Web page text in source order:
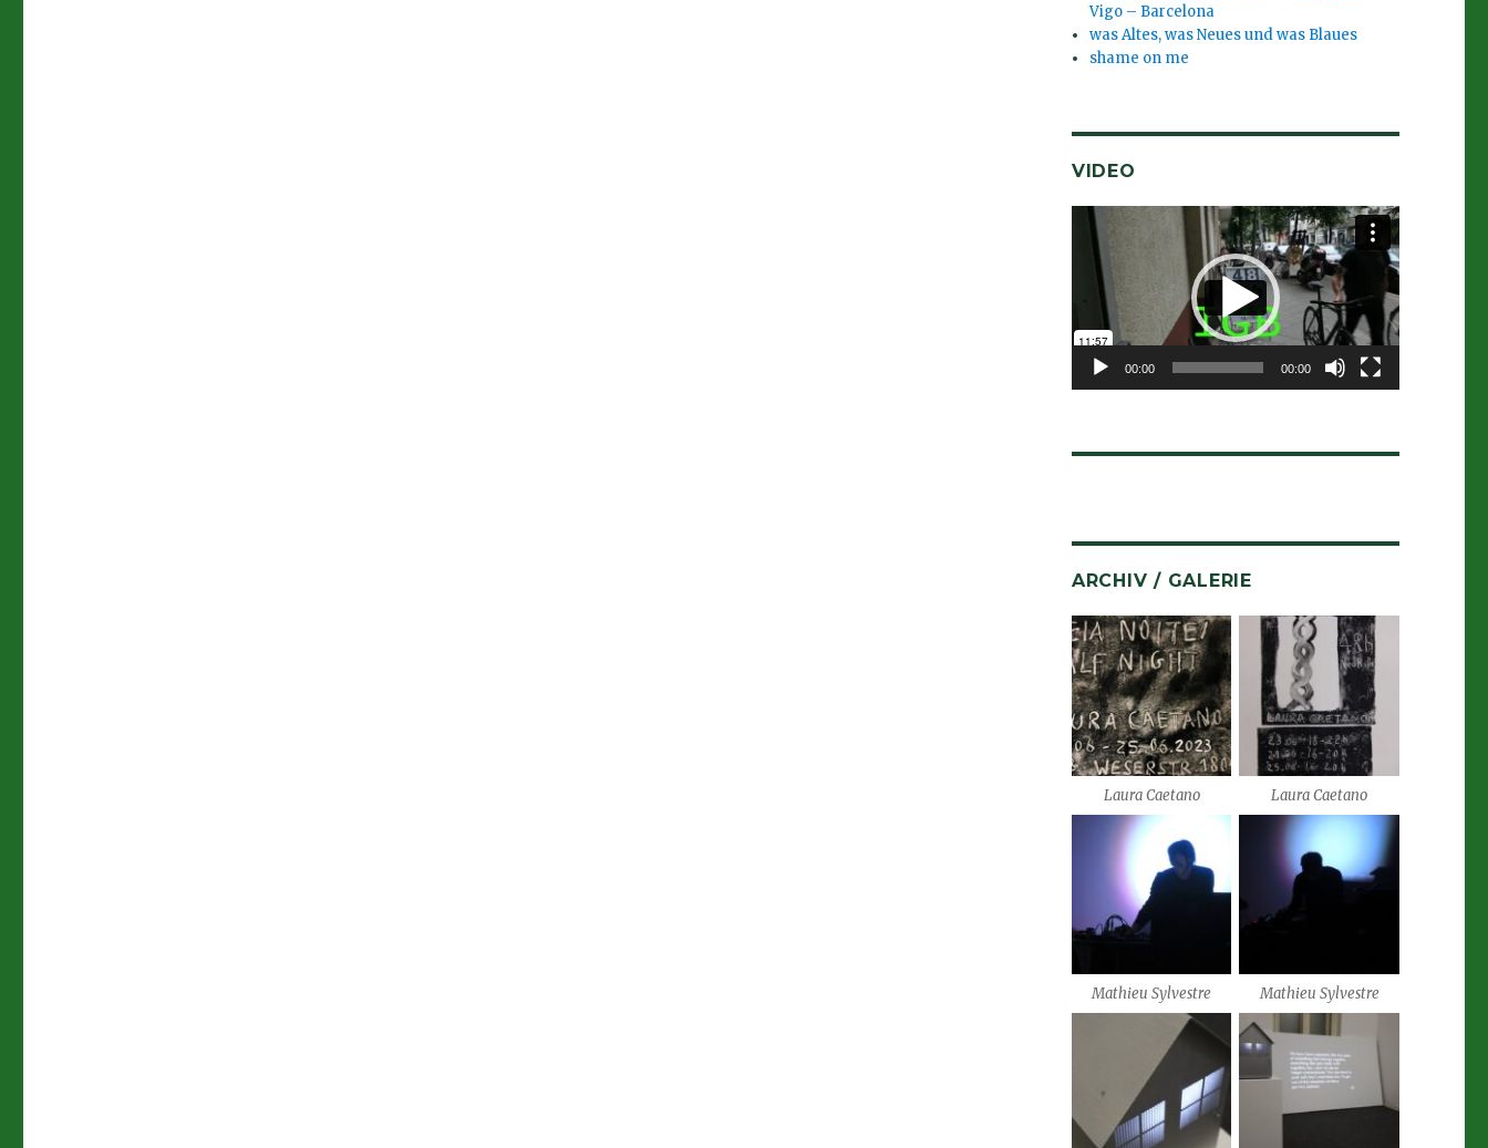
Vigo – Barcelona
was Altes, was Neues und was Blaues
shame on me
VIDEO
Video-
Player
00:00 00:00
ARCHIV / GALERIE
Laura Caetano Laura Caetano
Mathieu Sylvestre Mathieu Sylvestre